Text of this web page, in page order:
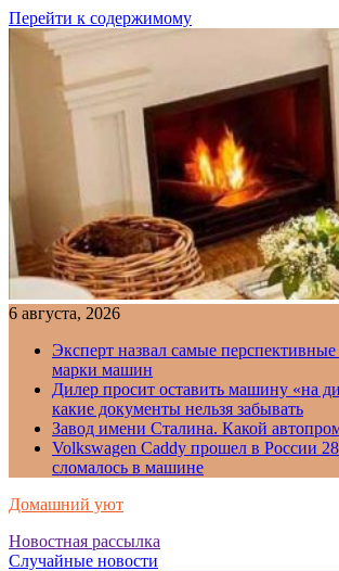
Перейти к содержимому
6 августа, 2026
Эксперт назвал самые
марки машин
Дилер просит оставить машину «на
какие документы нельзя забывать
Завод имени Сталина. Какой
Volkswagen Caddy прошел в России
сломалось в машине
Домашний уют
Новостная рассылка
Случайные новости